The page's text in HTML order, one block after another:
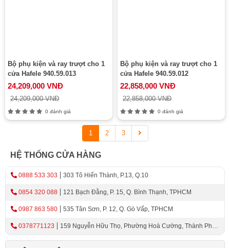
Bộ phụ kiện và ray trượt cho 1
cửa Hafele 940.59.013
24,209,000 VNĐ
24,209,000 VNĐ
0 đánh giá
Bộ phụ kiện và ray trượt cho 1
cửa Hafele 940.59.012
22,858,000 VNĐ
22,858,000 VNĐ
0 đánh giá
1 2 3
HỆ THỐNG CỬA HÀNG
0888 533 303 303 Tô Hiến Thành, P.13, Q.10
0854 320 088 121 Bạch Đằng, P. 15, Q. Bình Thạnh, TPHCM
0987 863 580 535 Tân Sơn, P. 12, Q. Gò Vấp, TPHCM
0378771123
159 Nguyễn Hữu Thọ, Phường Hoà Cường, Thành Phố